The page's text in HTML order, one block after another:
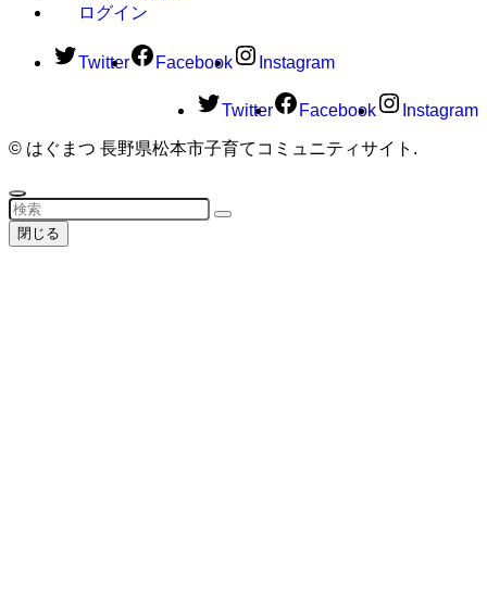
ログイン
Twitter Facebook Instagram
Twitter Facebook Instagram
© はぐまつ 長野県松本市子育てコミュニティサイト.
閉じる